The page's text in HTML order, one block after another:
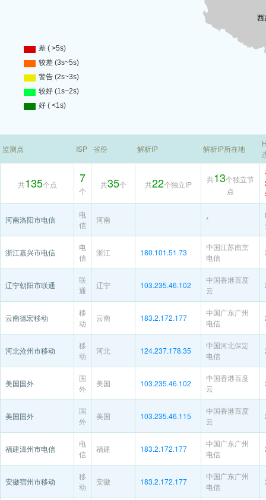
监测点 ISP 省份 解析IP 解析IP所在地
共135个点 7
个
共35个 共22个独立IP
共13个独立节
点
河南洛阳市电信
电
信
河南 *
浙江嘉兴市电信
电
信
浙江 180.101.51.73
中国江苏南京
电信
辽宁朝阳市联通
联
通
辽宁 103.235.46.102
中国香港百度
云
云南德宏移动
移
动
云南 183.2.172.177
中国广东广州
电信
河北沧州市移动
移
动
河北 124.237.178.35
中国河北保定
电信
美国国外
国
外
美国 103.235.46.102
中国香港百度
云
美国国外
国
外
美国 103.235.46.115
中国香港百度
云
福建漳州市电信
电
信
福建 183.2.172.177
中国广东广州
电信
安徽宿州市移动
移
动
安徽 183.2.172.177
中国广东广州
电信